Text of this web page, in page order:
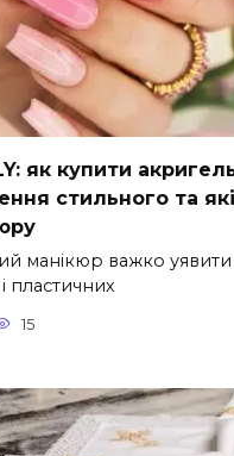
як купити
стильного та
манікюр важко уявити
пластичних
15